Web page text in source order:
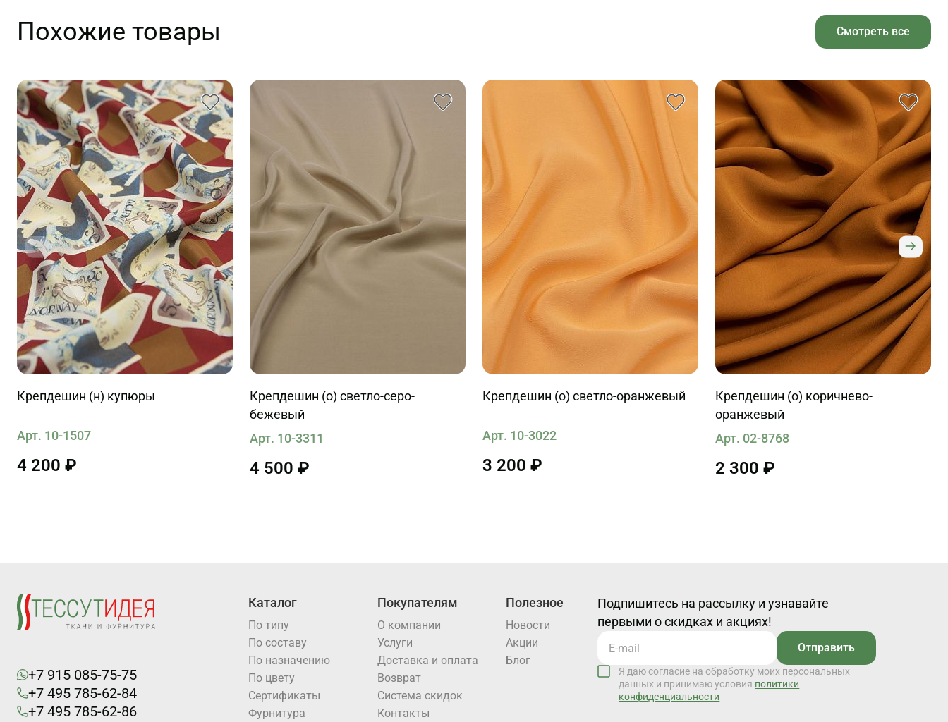
Похожие товары Смотреть все
Крепдешин (н) купюры
Арт. 10-1507
4 200 ₽
Крепдешин (о) светло-серо-
бежевый
Арт. 10-3311
4 500 ₽
Крепдешин (о) светло-оранжевый
Арт. 10-3022
3 200 ₽
Крепдешин (о) коричнево-
оранжевый
Арт. 02-8768
2 300 ₽
+7 915 085-75-75
+7 495 785-62-84
+7 495 785-62-86
Каталог
По типу
По составу
По назначению
По цвету
Cертификаты
Фурнитура
Покупателям
О компании
Услуги
Доставка и оплата
Возврат
Система скидок
Контакты
Полезное
Новости
Акции
Блог
Подпишитесь на рассылку и узнавайте
первыми о скидках и акциях!
Отправить
Я даю согласие на обработку моих персональных
данных и принимаю условия политики
конфиденциальности